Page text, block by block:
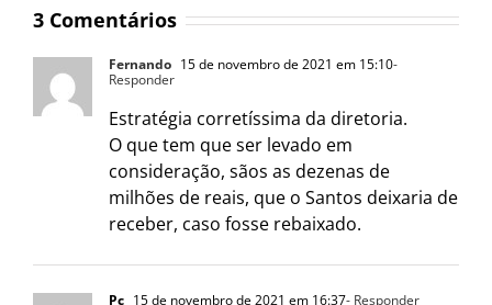
3 Comentários
Fernando 15 de novembro de 2021 em 15:10-
Responder
Estratégia corretíssima da diretoria.
O que tem que ser levado em
consideração, sãos as dezenas de
milhões de reais, que o Santos deixaria de
receber, caso fosse rebaixado.
Pc 15 de novembro de 2021 em 16:37- Responder